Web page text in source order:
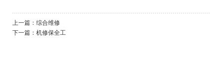
上一篇： 综合维修
下一篇： 机修保全工